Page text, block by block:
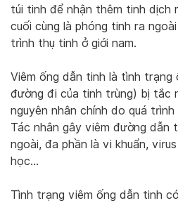
túi tinh để nhận thêm tinh dịch
cuối cùng là phóng tinh ra
trình thụ tinh ở giới nam.
Viêm ống dẫn tinh là tình trạng
đường đi của tinh trùng) bị tắc
nguyên nhân chính do quá
Tác nhân gây viêm đường dẫn
ngoài, đa phần là vi khuẩn,
học…
Tình trạng viêm ống dẫn tinh